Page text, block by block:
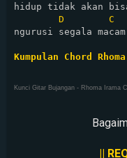
hidup tidak akan
D
C
ngurusi segala
Kumpulan Chord
Kunci Gitar Bujangan - Rhoma Irama
||